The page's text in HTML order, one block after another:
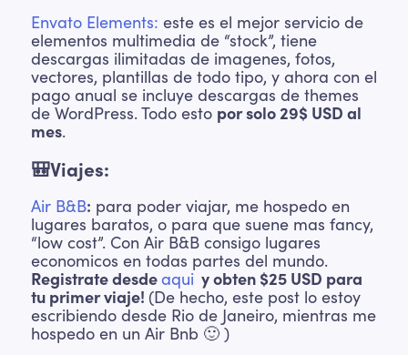
Envato Elements: este es el mejor servicio de
elementos multimedia de “stock”, tiene
descargas ilimitadas de imagenes, fotos,
vectores, plantillas de todo tipo, y ahora con el
pago anual se incluye descargas de themes
de WordPress. Todo esto por solo 29$ USD al
mes.
🎒Viajes:
Air B&B: para poder viajar, me hospedo en
lugares baratos, o para que suene mas fancy,
“low cost”. Con Air B&B consigo lugares
economicos en todas partes del mundo.
Registrate desdeaquiy obten $25 USD para
tu primer viaje! (De hecho, este post lo estoy
escribiendo desde Rio de Janeiro, mientras me
hospedo en un Air Bnb 🙂 )